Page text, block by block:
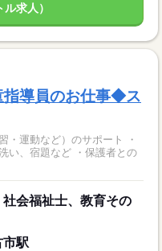
求人）
指導員のお仕事◆ス
・運動など）のサポート ・
い、宿題など ・保護者との
会福祉士、教育その
市駅